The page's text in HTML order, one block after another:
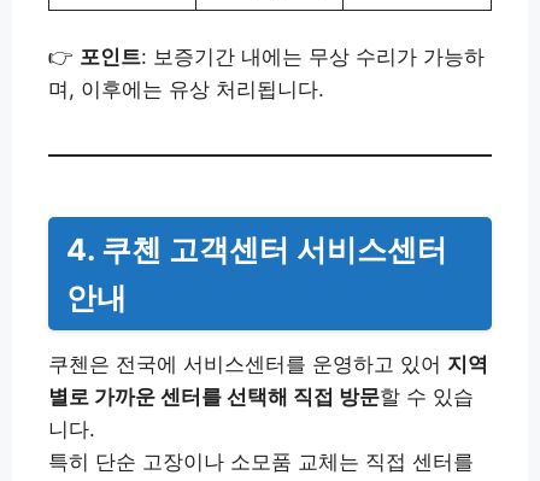
👉 포인트: 보증기간 내에는 무상 수리가 가능하
며, 이후에는 유상 처리됩니다.
4. 쿠첸 고객센터 서비스센터
안내
쿠첸은 전국에 서비스센터를 운영하고 있어 지역
별로 가까운 센터를 선택해 직접 방문할 수 있습
니다.
특히 단순 고장이나 소모품 교체는 직접 센터를